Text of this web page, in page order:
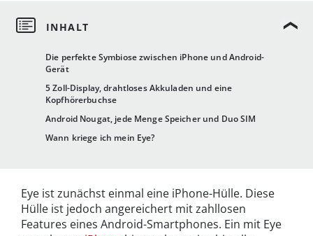
Die perfekte Symbiose zwischen iPhone und Android-
Gerät
5 Zoll-Display, drahtloses Akkuladen und eine
Kopfhörerbuchse
Android Nougat, jede Menge Speicher und Duo SIM
Wann kriege ich mein Eye?
Eye ist zunächst einmal eine iPhone-Hülle. Diese
Hülle ist jedoch angereichert mit zahllosen
Features eines Android-Smartphones. Ein mit Eye